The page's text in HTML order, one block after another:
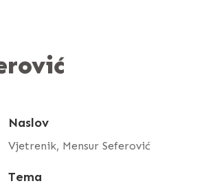
Naslov
Vjetrenik, Mensur Seferović
Tema